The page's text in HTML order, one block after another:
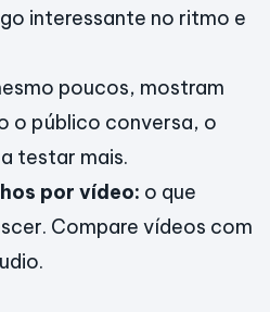
interessante no ritmo e
poucos, mostram
o público conversa, o
testar mais.
por vídeo: o que
Compare vídeos com